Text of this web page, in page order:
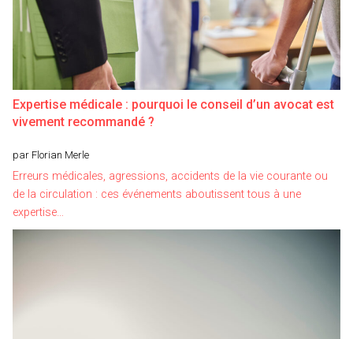
Expertise médicale : pourquoi le conseil d’un avocat est
vivement recommandé ?
par Florian Merle
Erreurs médicales, agressions, accidents de la vie courante ou
de la circulation : ces événements aboutissent tous à une
expertise…